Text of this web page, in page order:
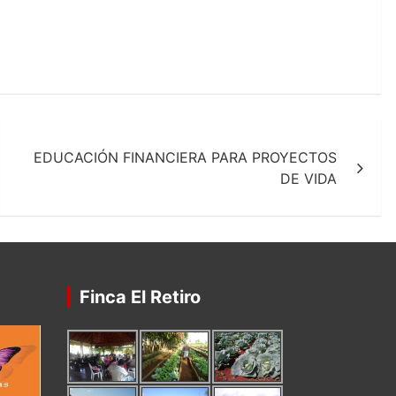
EDUCACIÓN FINANCIERA PARA PROYECTOS
DE VIDA
Finca El Retiro